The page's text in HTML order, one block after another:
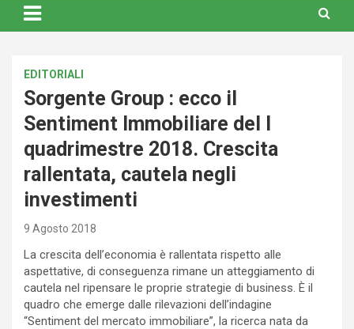
internazionale
EDITORIALI
Sorgente Group : ecco il
Sentiment Immobiliare del I
quadrimestre 2018. Crescita
rallentata, cautela negli
investimenti
9 Agosto 2018
La crescita dell’economia è rallentata rispetto alle
aspettative, di conseguenza rimane un atteggiamento di
cautela nel ripensare le proprie strategie di business. È il
quadro che emerge dalle rilevazioni dell’indagine
“Sentiment del mercato immobiliare”, la ricerca nata da